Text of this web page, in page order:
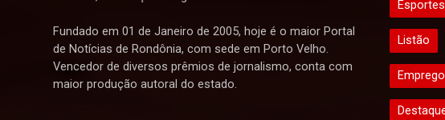
Fundado em 01 de Janeiro de 2005, hoje é o maior Portal
de Notícias de Rondônia, com sede em Porto Velho.
Vencedor de diversos prêmios de jornalismo, conta com
maior produção autoral do estado.
Esportes
Listão